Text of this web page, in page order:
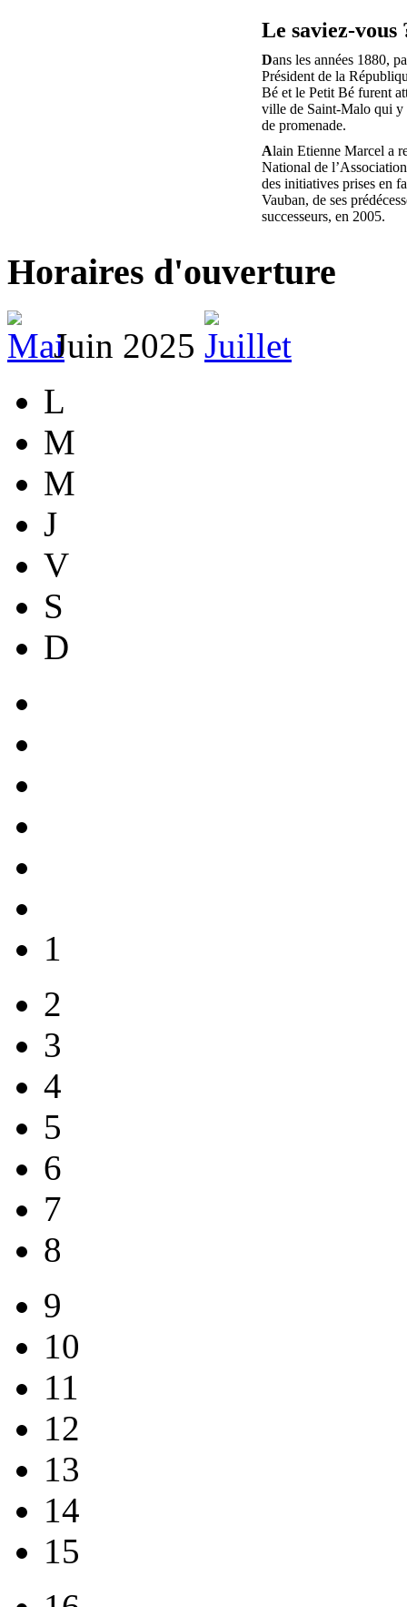
Le saviez-vous
Dans les années 1880,
Président de la
Bé et le Petit Bé furent
ville de Saint-Malo qui
de promenade.
Alain Etienne Marcel a
National de
des initiatives prises en
Vauban, de ses
successeurs, en 2005.
Horaires d'ouverture
Juin 2025
L
M
M
J
V
S
D
1
2
3
4
5
6
7
8
9
10
11
12
13
14
15